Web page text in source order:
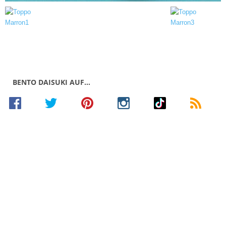
BENTO DAISUKI AUF…